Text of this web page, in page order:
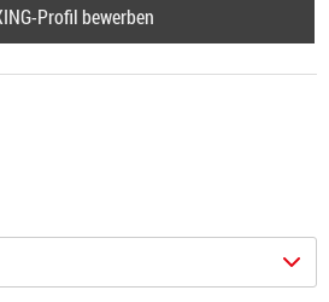
Profil bewerben